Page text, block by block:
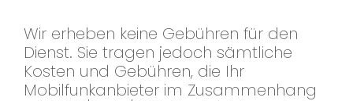
Wir erheben keine Gebühren für den
Dienst. Sie tragen jedoch sämtliche
Kosten und Gebühren, die Ihr
Mobilfunkanbieter im Zusammenhang